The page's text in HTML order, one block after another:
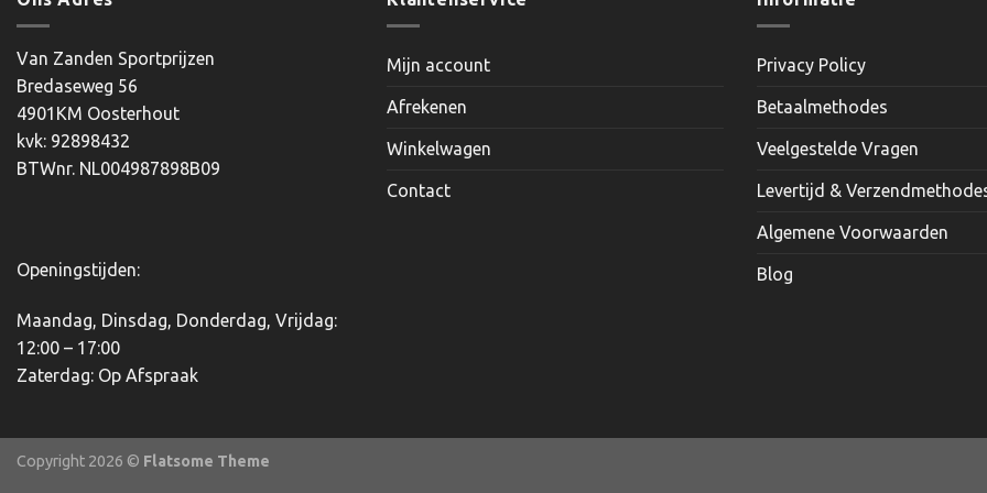
Van Zanden Sportprijzen
Bredaseweg 56
4901KM Oosterhout
kvk: 92898432
BTWnr. NL004987898B09
Openingstijden:
Maandag, Dinsdag, Donderdag, Vrijdag:
12:00 – 17:00
Zaterdag: Op Afspraak
Mijn account
Afrekenen
Winkelwagen
Contact
Privacy Policy
Betaalmethodes
Veelgestelde Vragen
Levertijd &
Algemene Voorwaarden
Blog
Copyright 2026 © Flatsome Theme